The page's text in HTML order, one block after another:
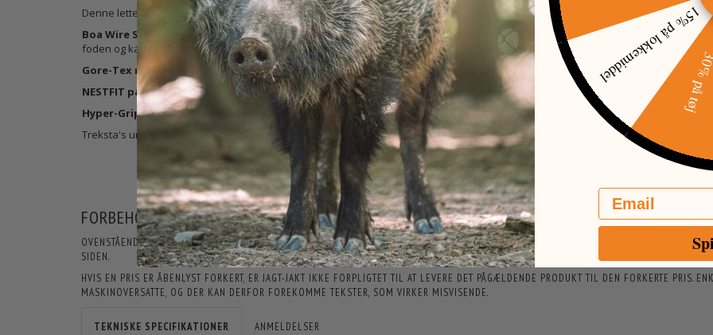
Denne lette og utroligt behagelige sko er designet til at kunne bæres i lange perioder uden at give ømme fødder.
Boa Wire Systemet gør det let at få skoen af og på, og det kan justeres nemt undervejs. Med den fordel, at skoen aldrig løsner
foden og kan justeres præcist med blot én hånd.
Gore-Tex membranen
sikrer 100% vandtæthed og åndbarhed, så fødderne forbliver tørre selv ved langvarig brug.
NESTFIT pasformen
er designet omkring fodens anatomiske form, hvilket sikrer optimal komfort og reducerer træthed i fødderne.
Hyper-Grip sålener lavet af en specialudviklet gummi, der giver fremragende greb i alle slags terræn og samtidig er ekstremt
Treksta's unikke NESTFIT pasform gør denne støvle ideel til lange jagt- og vandreture i naturen.
FORBEHOLD FOR PRODUKTINFORMATION
OVENSTÅENDE INFORMATIONER OG SPECIFIKATIONER KAN LØBENDE ÆNDRES. I TILFÆLDE AF TRYKFEJL VEDRØRENDE PRIS ELLER UDSOLGTE
SIDEN.
HVIS EN PRIS ER ÅBENLYST FORKERT, ER JAGT-JAKT IKKE FORPLIGTET TIL AT LEVERE DET PÅGÆLDENDE PRODUKT TIL DEN FORKERTE PRIS.
MASKINOVERSATTE, OG DER KAN DERFOR FOREKOMME TEKSTER, SOM VIRKER MISVISENDE.
TEKNISKE SPECIFIKATIONER ANMELDELSER
30% på tøj
15% på lokkemiddel
Email